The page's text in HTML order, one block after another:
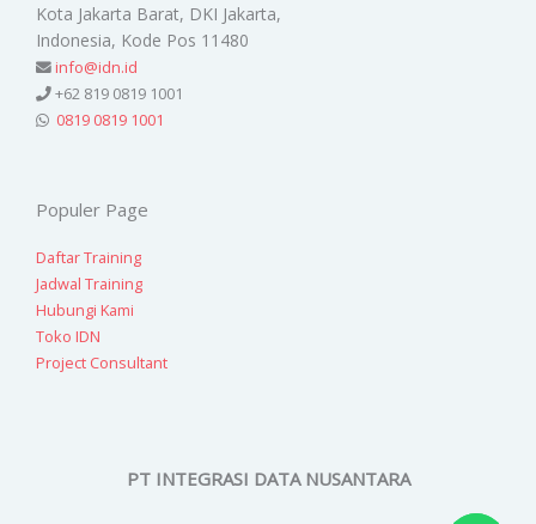
Kota Jakarta Barat, DKI Jakarta,
Indonesia, Kode Pos 11480
info@idn.id
+62 819 0819 1001
0819 0819 1001
Populer Page
Daftar Training
Jadwal Training
Hubungi Kami
Toko IDN
Project Consultant
PT INTEGRASI DATA NUSANTARA